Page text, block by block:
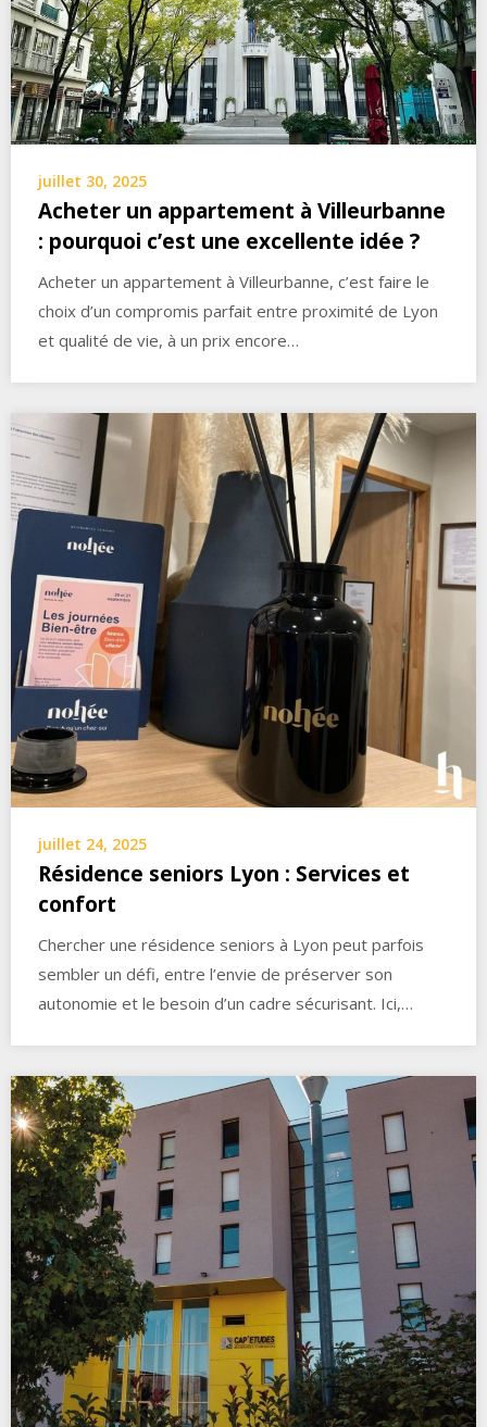
juillet 30, 2025
Acheter un appartement à Villeurbanne
: pourquoi c’est une excellente idée ?
Acheter un appartement à Villeurbanne, c’est faire le
choix d’un compromis parfait entre proximité de Lyon
et qualité de vie, à un prix encore…
juillet 24, 2025
Résidence seniors Lyon : Services et
confort
Chercher une résidence seniors à Lyon peut parfois
sembler un défi, entre l’envie de préserver son
autonomie et le besoin d’un cadre sécurisant. Ici,…